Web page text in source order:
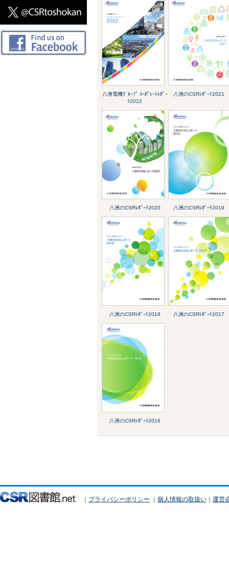
八洲電機ｸﾞﾙｰﾌﾟ ｺｰﾎﾟﾚｰﾄﾚﾎﾟｰ
ﾄ2022
八洲のCSRﾚﾎﾟｰﾄ2021
八洲のCSRﾚﾎﾟｰﾄ2020 八洲のCSRﾚﾎﾟｰﾄ2019
八洲のCSRﾚﾎﾟｰﾄ2018 八洲のCSRﾚﾎﾟｰﾄ2017
八洲のCSRﾚﾎﾟｰﾄ2016
｜ プライバシーポリシー ｜ 個人情報の取扱い ｜ 運営